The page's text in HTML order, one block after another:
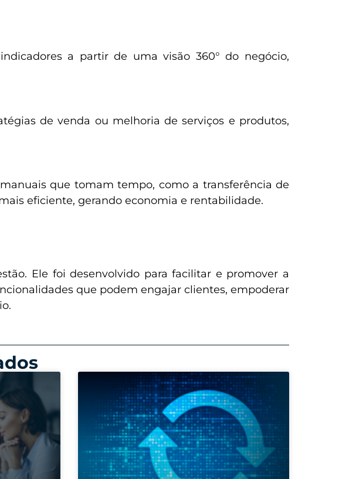
a partir de uma visão 360° do negócio,
de venda ou melhoria de serviços e produtos,
que tomam tempo, como a transferência de
eficiente, gerando economia e rentabilidade.
Ele foi desenvolvido para facilitar e promover a
que podem engajar clientes, empoderar